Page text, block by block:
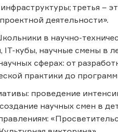
третья –
деятельности».
в научно-
IT-кубы, научные смены в
сферах: от
практики до
проведение
научных смен в